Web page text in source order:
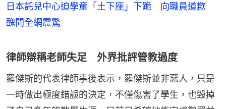
日本託兒中心迫學童「土下座」下跪 向職員道歉
醜聞全網震驚
律師辯稱老師失足 外界批評管教過度
羅傑斯的代表律師事後表示，羅傑斯並非惡人，只是
一時做出極度錯誤的決定，不僅傷害了學生，也毀掉